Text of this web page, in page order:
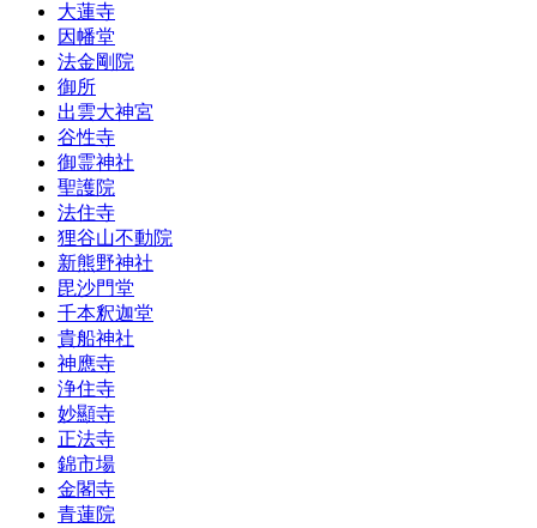
大蓮寺
因幡堂
法金剛院
御所
出雲大神宮
谷性寺
御霊神社
聖護院
法住寺
狸谷山不動院
新熊野神社
毘沙門堂
千本釈迦堂
貴船神社
神應寺
浄住寺
妙顯寺
正法寺
錦市場
金閣寺
青蓮院